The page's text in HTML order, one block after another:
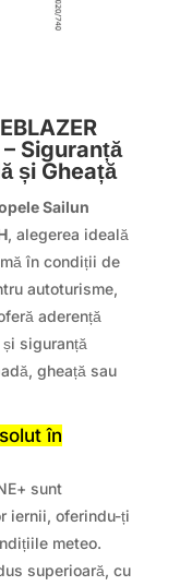
Siguranță
și Gheață
Sailun
, alegerea ideală
în condiții de
autoturisme,
aderență
siguranță
gheață sau
în
sunt
iernii, oferindu-ți
meteo.
superioară, cu